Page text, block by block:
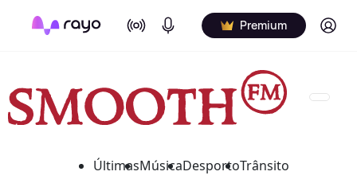
On Air Podcasts Premium Log in
ÚltimasMúsicaDesportoTrânsito